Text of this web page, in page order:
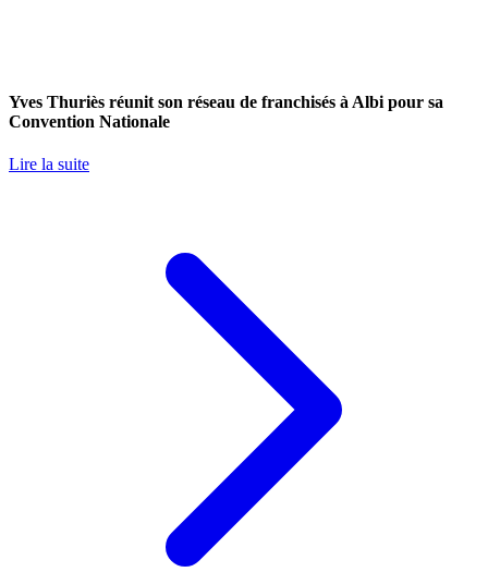
Yves Thuriès réunit son réseau de franchisés à Albi pour sa
Convention Nationale
Lire la suite